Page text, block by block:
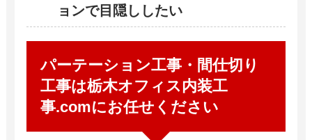
ョンで目隠ししたい
パーテーション工事・間仕切り
工事は栃木オフィス内装工
事.comにお任せください